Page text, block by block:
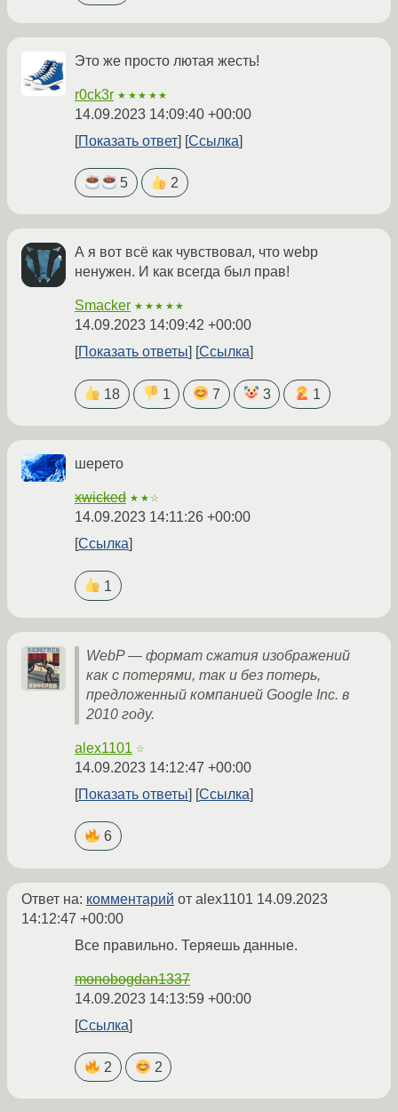
Это же просто лютая жесть!
r0ck3r ★★★★★
14.09.2023 14:09:40 +00:00
Показать ответ
Ссылка
5 2
А я вот всё как чувствовал, что webp
ненужен. И как всегда был прав!
Smacker ★★★★★
14.09.2023 14:09:42 +00:00
Показать ответы
Ссылка
18 1 7 3 1
шерето
xwicked ★★☆
14.09.2023 14:11:26 +00:00
Ссылка
1
WebP — формат сжатия изображений
как с потерями, так и без потерь,
предложенный компанией Google Inc. в
2010 году.
alex1101 ☆
14.09.2023 14:12:47 +00:00
Показать ответы
Ссылка
6
Ответ на: комментарий от alex1101 14.09.2023
14:12:47 +00:00
Все правильно. Теряешь данные.
monobogdan1337
14.09.2023 14:13:59 +00:00
Ссылка
2 2